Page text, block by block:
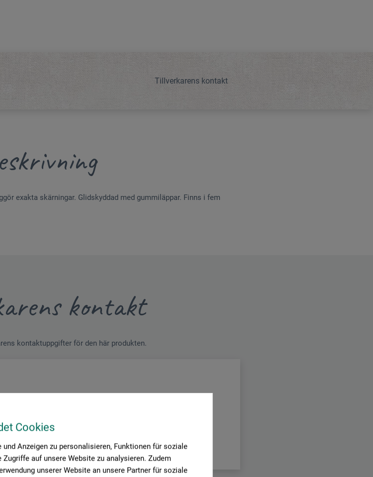
Cookies
Anzeigen zu personalisieren, Funktionen für soziale
auf unsere Website zu analysieren. Zudem
unserer Website an unsere Partner für soziale
Tillverkarens kontakt
exakta skärningar. Glidskyddad med gummiläppar. Finns i fem
kontakt
kontaktuppgifter för den här produkten.